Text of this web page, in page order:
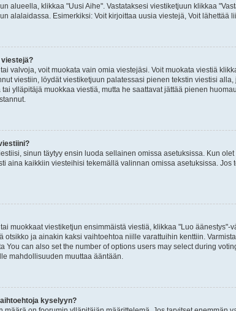
alueella, klikkaa "Uusi Aihe". Vastataksesi viestiketjuun klikkaa
alalaidassa. Esimerkiksi: Voit kirjoittaa uusia viestejä, Voit lähettää
viestejä?
valvoja, voit muokata vain omia viestejäsi. Voit muokata viestiä
viestiin, löydät viestiketjuun palatessasi pienen tekstin viestisi
ylläpitäjä muokkaa viestiä, mutta he saattavat jättää pienen
sinun täytyy ensin luoda sellainen omissa asetuksissa. Kun
aina kaikkiin viesteihisi tekemällä valinnan omissa asetuksissa.
muokkaat viestiketjun ensimmäistä viestiä, klikkaa "Luo
otsikko ja ainakin kaksi vaihtoehtoa niille varattuihin kenttiin.
You can also set the number of options users may select during
mahdollisuuden muuttaa ääntään.
kyselyyn?